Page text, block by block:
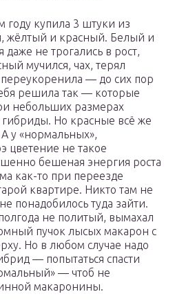
году купила 3 штуки из
жёлтый и красный. Белый и
не трогались в рост,
мучился, чах, терял
переукоренила — до сих пор
решила так — которые
небольших размерах
Но красные всё же
у «нормальных»,
цветение не такое
бешеная энергия роста
как-то при переезде
квартире. Никто там не
понадобилось туда зайти.
не политый, вымахал
пучок лысых макарон с
Но в любом случае надо
— попытаться спасти
— чтоб не
макаронины.